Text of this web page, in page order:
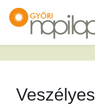
Veszélyes